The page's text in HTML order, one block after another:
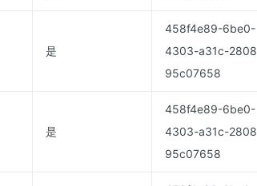
是
458f4e89-6be0-
4303-a31c-2808
95c07658
是
458f4e89-6be0-
4303-a31c-2808
95c07658